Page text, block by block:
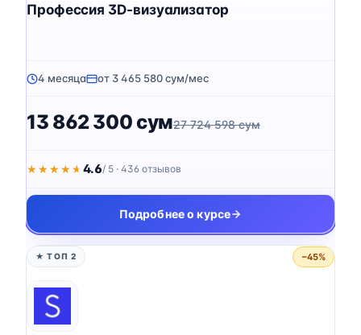
Профессия 3D-визуализатор
4 месяца от 3 465 580 сум/мес
13 862 300 сум27 724 598 сум
★★★★★
★★★★★ 4.6/ 5 · 436 отзывов
Подробнее о курсе
★ ТОП 2 −45%